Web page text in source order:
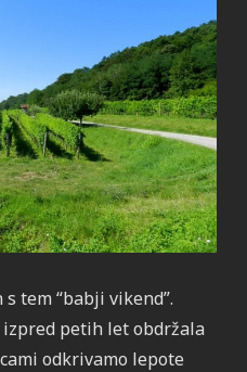
tem “babji vikend”.
izpred petih let obdržala
odkrivamo lepote